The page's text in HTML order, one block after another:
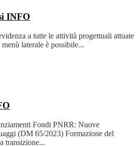
INFO
a tutte le attività progettuali attuate
laterale è possibile...
Fondi PNRR: Nuove
(DM 65/2023) Formazione del
transizione...